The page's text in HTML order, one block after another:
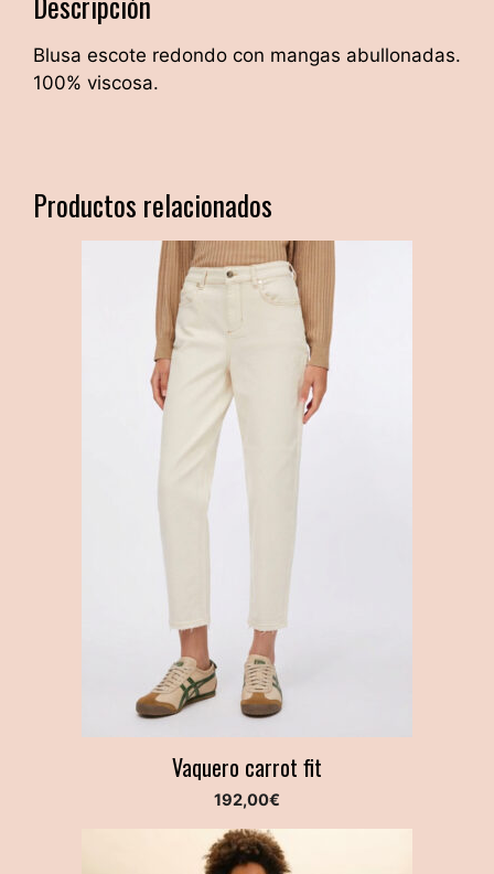
Blusa escote redondo con mangas abullonadas.
100% viscosa.
Productos relacionados
Vaquero carrot fit
192,00€